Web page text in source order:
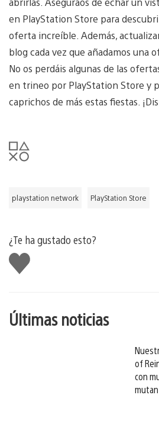
en PlayStation Store para
oferta increíble. Además,
blog cada vez que añadamos una
No os perdáis algunas de las
en trineo por PlayStation Store y
caprichos de más estas fiestas.
playstation network PlayStation Store
¿Te ha gustado esto?
Me
gusta
Últimas noticias
of
con